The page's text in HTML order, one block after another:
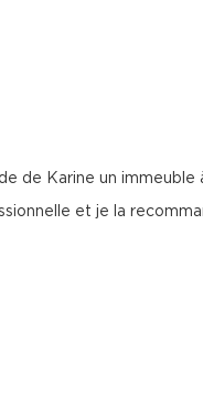
de Karine un
et je la